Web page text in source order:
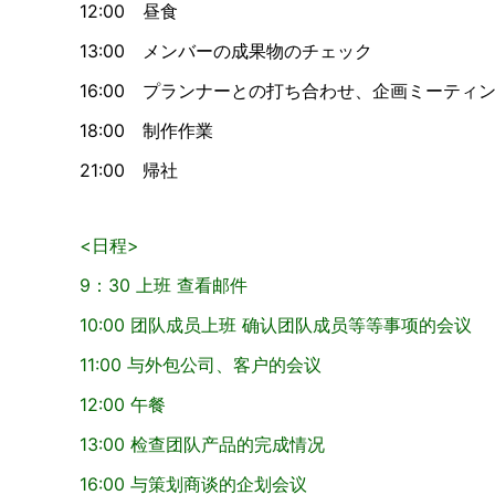
12:00 昼食
13:00 メンバーの成果物のチェック
16:00 プランナーとの打ち合わせ、企画ミーティ
18:00 制作作業
21:00 帰社
<日程>
9：30 上班 查看邮件
10:00 团队成员上班 确认团队成员等等事项的会议
11:00 与外包公司、客户的会议
12:00 午餐
13:00 检查团队产品的完成情况
16:00 与策划商谈的企划会议